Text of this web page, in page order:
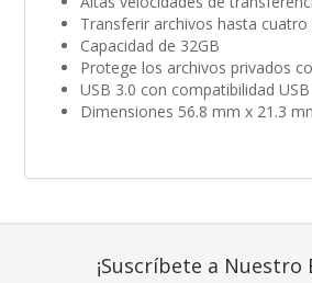
Transferir archivos hasta
Capacidad de 32GB
Protege los archivos privados
USB 3.0 con compatibilidad USB
Dimensiones 56.8 mm x 21.3
¡Suscríbete a Nuestro